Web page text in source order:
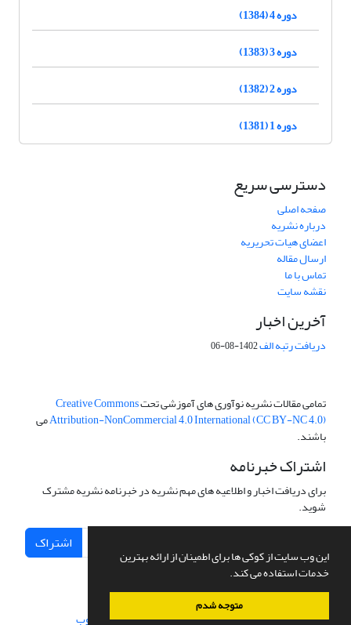
این وب سایت از کوکی ها برای اطمینان از ارائه بهترین
خدمات استفاده می کند.
متوجه شدم
دوره 4 (1384)
دوره 3 (1383)
دوره 2 (1382)
دوره 1 (1381)
دسترسی سریع
صفحه اصلی
درباره نشریه
اعضای هیات تحریریه
ارسال مقاله
تماس با ما
نقشه سایت
آخرین اخبار
دریافت رتبه الف1402-08-06
تمامی مقالات نشریه نوآوری های آموزشی تحتCreative Commons
Attribution-NonCommercial 4.0 International (CC BY-NC 4.0)می
باشند.
اشتراک خبرنامه
برای دریافت اخبار و اطلاعیه های مهم نشریه در خبرنامه نشریه مشترک
شوید.
اشتراک
سامانه مدیریت نشریات علمی.طراحی و پیاده سازی از سیناوب